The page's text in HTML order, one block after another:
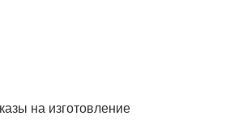
на изготовление